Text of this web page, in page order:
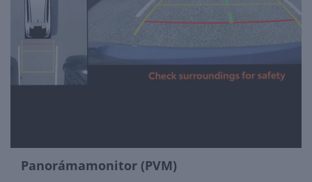
Panorámamonitor (PVM)